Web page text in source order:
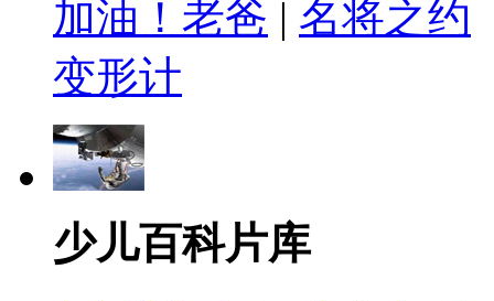
加油！老爸 | 名将之约
变形计
少儿百科片库